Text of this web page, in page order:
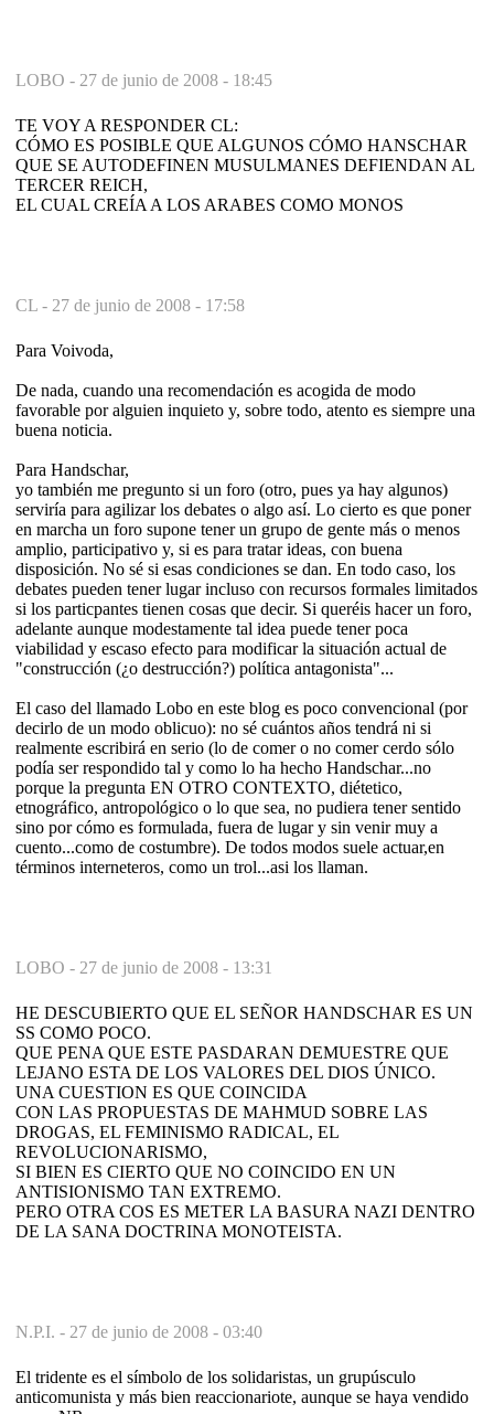
LOBO - 27 de junio de 2008 - 18:45
TE VOY A RESPONDER CL:
CÓMO ES POSIBLE QUE ALGUNOS CÓMO HANSCHAR
QUE SE AUTODEFINEN MUSULMANES DEFIENDAN AL
TERCER REICH,
EL CUAL CREÍA A LOS ARABES COMO MONOS
CL - 27 de junio de 2008 - 17:58
Para Voivoda,
De nada, cuando una recomendación es acogida de modo
favorable por alguien inquieto y, sobre todo, atento es siempre una
buena noticia.
Para Handschar,
yo también me pregunto si un foro (otro, pues ya hay algunos)
serviría para agilizar los debates o algo así. Lo cierto es que poner
en marcha un foro supone tener un grupo de gente más o menos
amplio, participativo y, si es para tratar ideas, con buena
disposición. No sé si esas condiciones se dan. En todo caso, los
debates pueden tener lugar incluso con recursos formales limitados
si los particpantes tienen cosas que decir. Si queréis hacer un foro,
adelante aunque modestamente tal idea puede tener poca
viabilidad y escaso efecto para modificar la situación actual de
"construcción (¿o destrucción?) política antagonista"...
El caso del llamado Lobo en este blog es poco convencional (por
decirlo de un modo oblicuo): no sé cuántos años tendrá ni si
realmente escribirá en serio (lo de comer o no comer cerdo sólo
podía ser respondido tal y como lo ha hecho Handschar...no
porque la pregunta EN OTRO CONTEXTO, diétetico,
etnográfico, antropológico o lo que sea, no pudiera tener sentido
sino por cómo es formulada, fuera de lugar y sin venir muy a
cuento...como de costumbre). De todos modos suele actuar,en
términos interneteros, como un trol...asi los llaman.
LOBO - 27 de junio de 2008 - 13:31
HE DESCUBIERTO QUE EL SEÑOR HANDSCHAR ES UN
SS COMO POCO.
QUE PENA QUE ESTE PASDARAN DEMUESTRE QUE
LEJANO ESTA DE LOS VALORES DEL DIOS ÚNICO.
UNA CUESTION ES QUE COINCIDA
CON LAS PROPUESTAS DE MAHMUD SOBRE LAS
DROGAS, EL FEMINISMO RADICAL, EL
REVOLUCIONARISMO,
SI BIEN ES CIERTO QUE NO COINCIDO EN UN
ANTISIONISMO TAN EXTREMO.
PERO OTRA COS ES METER LA BASURA NAZI DENTRO
DE LA SANA DOCTRINA MONOTEISTA.
N.P.I. - 27 de junio de 2008 - 03:40
El tridente es el símbolo de los solidaristas, un grupúsculo
anticomunista y más bien reaccionariote, aunque se haya vendido